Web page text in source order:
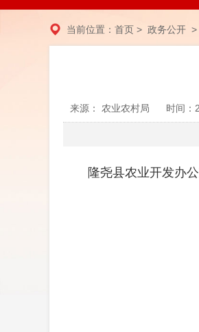
当前位置： 首页 > 政务公开 >
来源： 农业农村局 时间：
隆尧县农业开发办